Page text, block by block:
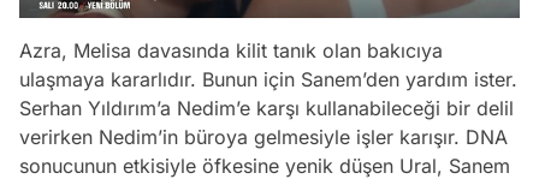
Azra, Melisa davasında kilit tanık olan bakıcıya
ulaşmaya kararlıdır. Bunun için Sanem’den yardım ister.
Serhan Yıldırım’a Nedim’e karşı kullanabileceği bir delil
verirken Nedim’in büroya gelmesiyle işler karışır. DNA
sonucunun etkisiyle öfkesine yenik düşen Ural, Sanem